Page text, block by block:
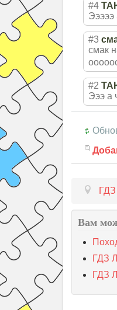
#4
Эээээ
#3
смак
#2
Эээ а
ГДЗ
Вам
ГДЗ
ГДЗ